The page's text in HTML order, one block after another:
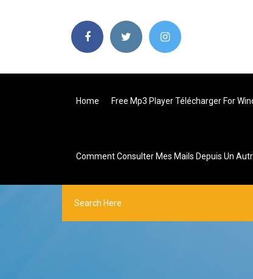
Home Free Mp3 Player Télécharger For
Comment Consulter Mes Mails Depuis Un